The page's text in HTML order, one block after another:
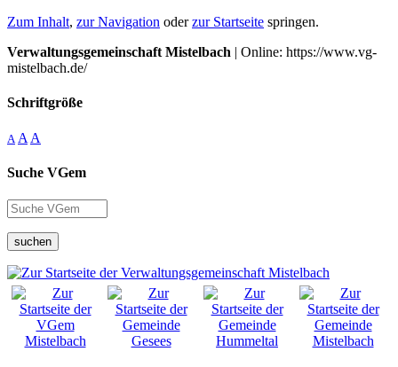
Zum Inhalt, zur Navigation oderzur Startseite springen.
Verwaltungsgemeinschaft Mistelbach | Online: https://www.vg-
mistelbach.de/
Schriftgröße
A A A
Suche VGem
suchen